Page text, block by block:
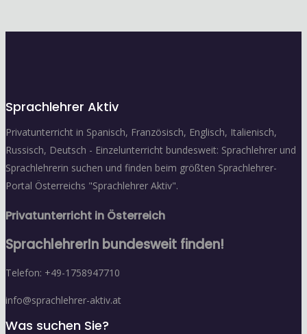
Sprachlehrer Aktiv
Privatunterricht in Spanisch, Französisch, Englisch, Italienisch,
Russisch, Deutsch - Einzelunterricht bundesweit: Sprachlehrer und
Sprachlehrerin suchen und finden beim größten Sprachlehrer-
Portal Österreichs "Sprachlehrer Aktiv".
Privatunterricht in Österreich
SprachlehrerIn bundesweit finden!
Telefon: +49-1758947710
info@sprachlehrer-aktiv.at
Was suchen Sie?